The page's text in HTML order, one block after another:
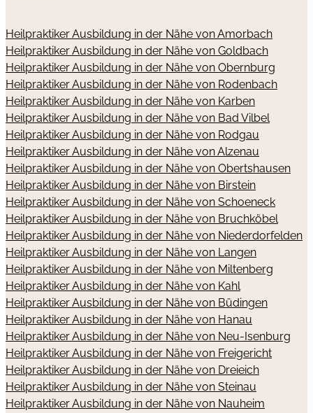
Heilpraktiker Ausbildung in der Nähe von Amorbach
Heilpraktiker Ausbildung in der Nähe von Goldbach
Heilpraktiker Ausbildung in der Nähe von Obernburg
Heilpraktiker Ausbildung in der Nähe von Rodenbach
Heilpraktiker Ausbildung in der Nähe von Karben
Heilpraktiker Ausbildung in der Nähe von Bad Vilbel
Heilpraktiker Ausbildung in der Nähe von Rodgau
Heilpraktiker Ausbildung in der Nähe von Alzenau
Heilpraktiker Ausbildung in der Nähe von Obertshausen
Heilpraktiker Ausbildung in der Nähe von Birstein
Heilpraktiker Ausbildung in der Nähe von Schoeneck
Heilpraktiker Ausbildung in der Nähe von Bruchköbel
Heilpraktiker Ausbildung in der Nähe von Niederdorfelden
Heilpraktiker Ausbildung in der Nähe von Langen
Heilpraktiker Ausbildung in der Nähe von Miltenberg
Heilpraktiker Ausbildung in der Nähe von Kahl
Heilpraktiker Ausbildung in der Nähe von Büdingen
Heilpraktiker Ausbildung in der Nähe von Hanau
Heilpraktiker Ausbildung in der Nähe von Neu-Isenburg
Heilpraktiker Ausbildung in der Nähe von Freigericht
Heilpraktiker Ausbildung in der Nähe von Dreieich
Heilpraktiker Ausbildung in der Nähe von Steinau
Heilpraktiker Ausbildung in der Nähe von Nauheim